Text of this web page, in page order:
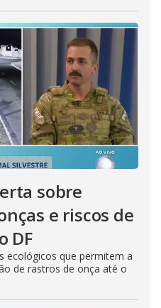
sobre
e riscos de
DF
ecológicos que permitem a
de rastros de onça até o